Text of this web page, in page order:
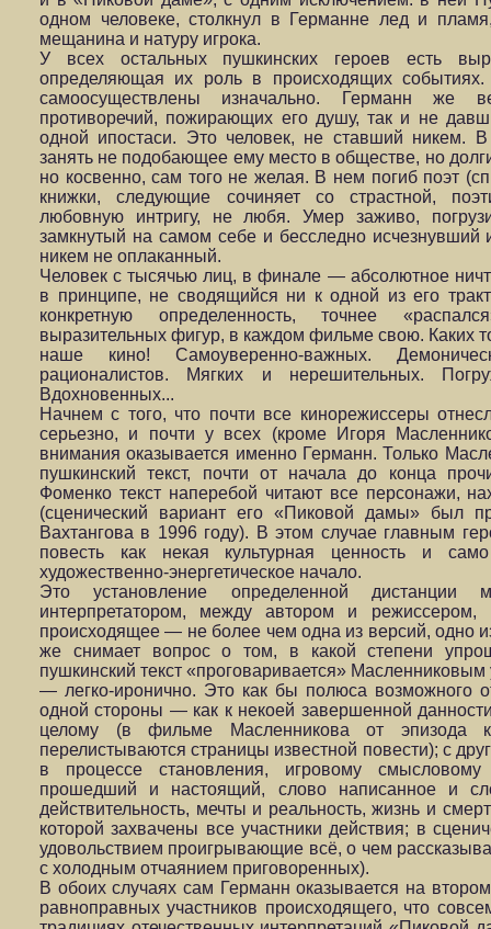
одном человеке, столкнул в Германне лед и
мещанина и натуру игрока.
У всех остальных пушкинских героев есть
определяющая их роль в происходящих
самоосуществлены изначально. Германн же
противоречий, пожирающих его душу, так и не
одной ипостаси. Это человек, не ставший никем.
занять не подобающее ему место в обществе, но
но косвенно, сам того не желая. В нем погиб поэт
книжки, следующие сочиняет со страстной,
любовную интригу, не любя. Умер заживо,
замкнутый на самом себе и бесследно исчезнувший
никем не оплаканный.
Человек с тысячью лиц, в финале — абсолютное
в принципе, не сводящийся ни к одной из его
конкретную определенность, точнее
выразительных фигур, в каждом фильме свою. Каких
наше кино! Самоуверенно-важных.
рационалистов. Мягких и нерешительных.
Вдохновенных...
Начнем с того, что почти все кинорежиссеры
серьезно, и почти у всех (кроме Игоря
внимания оказывается именно Германн. Только
пушкинский текст, почти от начала до конца
Фоменко текст наперебой читают все персонажи,
(сценический вариант его «Пиковой дамы» был
Вахтангова в 1996 году). В этом случае главным
повесть как некая культурная ценность и
художественно-энергетическое начало.
Это установление определенной дистанции
интерпретатором, между автором и
происходящее — не более чем одна из версий, одно
же снимает вопрос о том, в какой степени
пушкинский текст «проговаривается»
— легко-иронично. Это как бы полюса возможного
одной стороны — как к некоей завершенной
целому (в фильме Масленникова от эпизода к
перелистываются страницы известной повести); с
в процессе становления, игровому
прошедший и настоящий, слово написанное и
действительность, мечты и реальность, жизнь и
которой захвачены все участники действия; в
удовольствием проигрывающие всё, о чем
с холодным отчаянием приговоренных).
В обоих случаях сам Германн оказывается на
равноправных участников происходящего, что